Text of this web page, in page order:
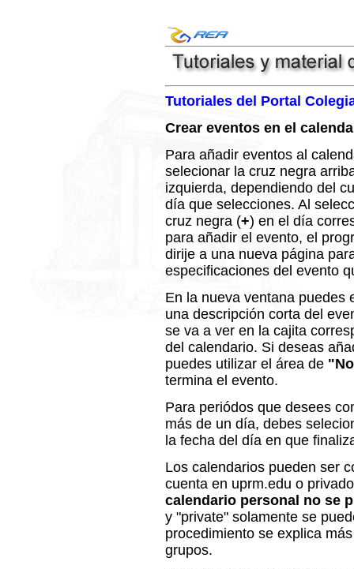
Tutoriales del Portal
Crear eventos en el
Para añadir eventos al
selecionar la cruz negra
izquierda, dependiendo del
día que selecciones. Al
cruz negra (+) en el día
para añadir el evento, el
dirije a una nueva página
especificaciones del evento
En la nueva ventana puedes
una descripción corta del
se va a ver en la cajita
del calendario. Si deseas
puedes utilizar el área de
termina el evento.
Para periódos que desees
más de un día, debes
la fecha del día en que
Los calendarios pueden ser
cuenta en uprm.edu o
calendario personal no se
y "private" solamente se
procedimiento se explica
grupos.